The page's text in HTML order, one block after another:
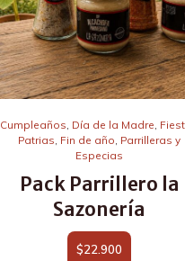
Cumpleaños, Día de la Madre,
Patrias, Fin de año, Parrilleras y
Especias
Pack Parrillero la
Sazonería
$22.900